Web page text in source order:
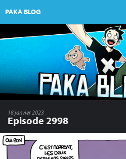
PAKA BLOG
18 janvier 2023
Episode 2998